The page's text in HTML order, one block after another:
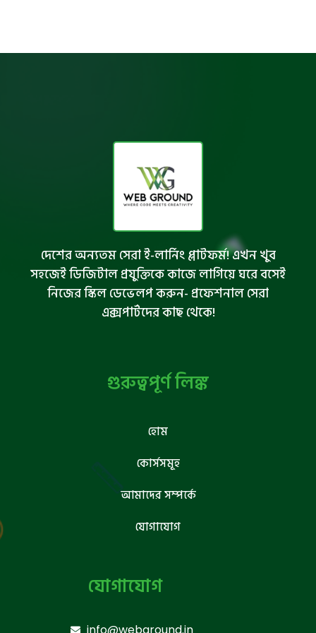
দেশের অন্যতম সেরা ই-লার্নিং প্লাটফর্ম! এখন খুব
সহজেই ডিজিটাল প্রযুক্তিকে কাজে লাগিয়ে ঘরে বসেই
নিজের স্কিল ডেভেলপ করুন- প্রফেশনাল সেরা
এক্সপার্টদের কাছ থেকে!
গুরুত্বপূর্ণ লিঙ্ক
হোম
কোর্সসমূহ
আমাদের সম্পর্কে
যোগাযোগ
যোগাযোগ